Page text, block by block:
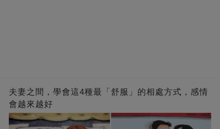
夫妻之間，學會這4種最「舒服」的相處方式，感情
會越來越好